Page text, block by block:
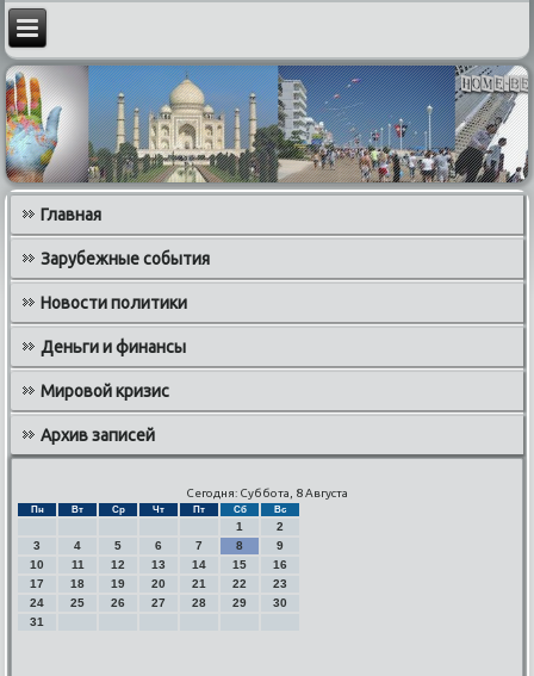
Главная
Зарубежные события
Новости политики
Деньги и финансы
Мировой кризис
Архив записей
Сегодня: Суббота, 8 Августа
Пн Вт Ср Чт Пт Сб Вс
1
2
3
4 5 6 7 8
9
10
11 12 13 14 15
16
17
18 19 20 21 22
23
24
25 26 27 28 29
30
31